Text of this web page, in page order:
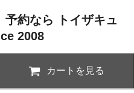
予約なら トイザキュ
2008
カートを見る